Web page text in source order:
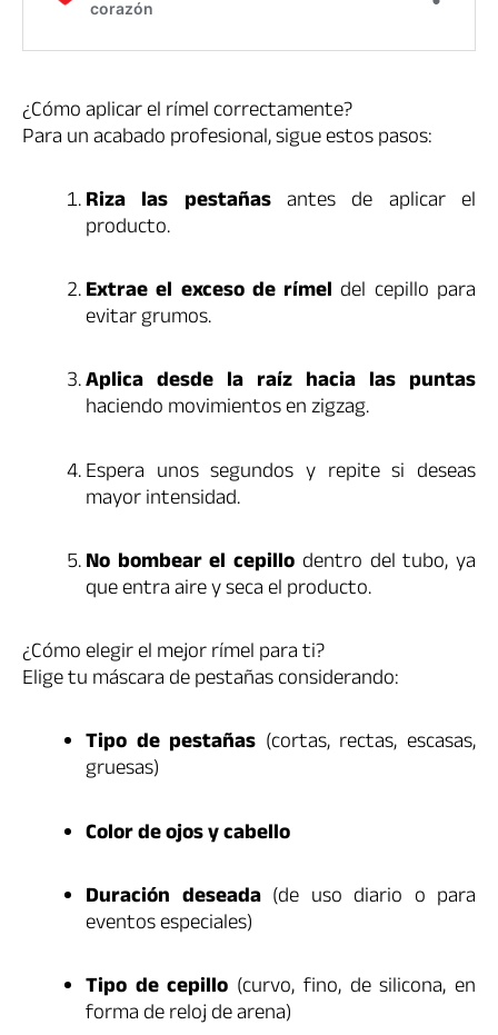
¿Cómo aplicar el rímel correctamente?
Para un acabado profesional, sigue estos pasos:
Riza las pestañasantes de aplicar el
producto.
Extrae el exceso de rímel del cepillo para
evitar grumos.
Aplica desde la raíz hacia las puntas
haciendo movimientos en zigzag.
Espera unos segundos y repite si deseas
mayor intensidad.
No bombear el cepillo dentro del tubo, ya
que entra aire y seca el producto.
¿Cómo elegir el mejor rímel para ti?
Elige tu máscara de pestañas considerando:
Tipo de pestañas (cortas, rectas, escasas,
gruesas)
Color de ojos y cabello
Duración deseada(de uso diario o para
eventos especiales)
Tipo de cepillo (curvo, fino, de silicona, en
forma de reloj de arena)